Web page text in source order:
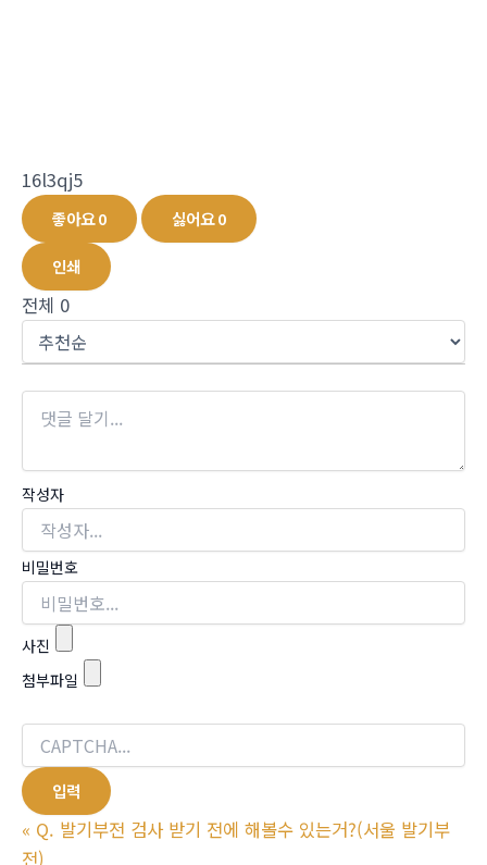
16l3qj5
좋아요0 싫어요0
인쇄
전체 0
작성자
비밀번호
사진
첨부파일
« Q. 발기부전 검사 받기 전에 해볼수 있는거?(서울 발기부
전)